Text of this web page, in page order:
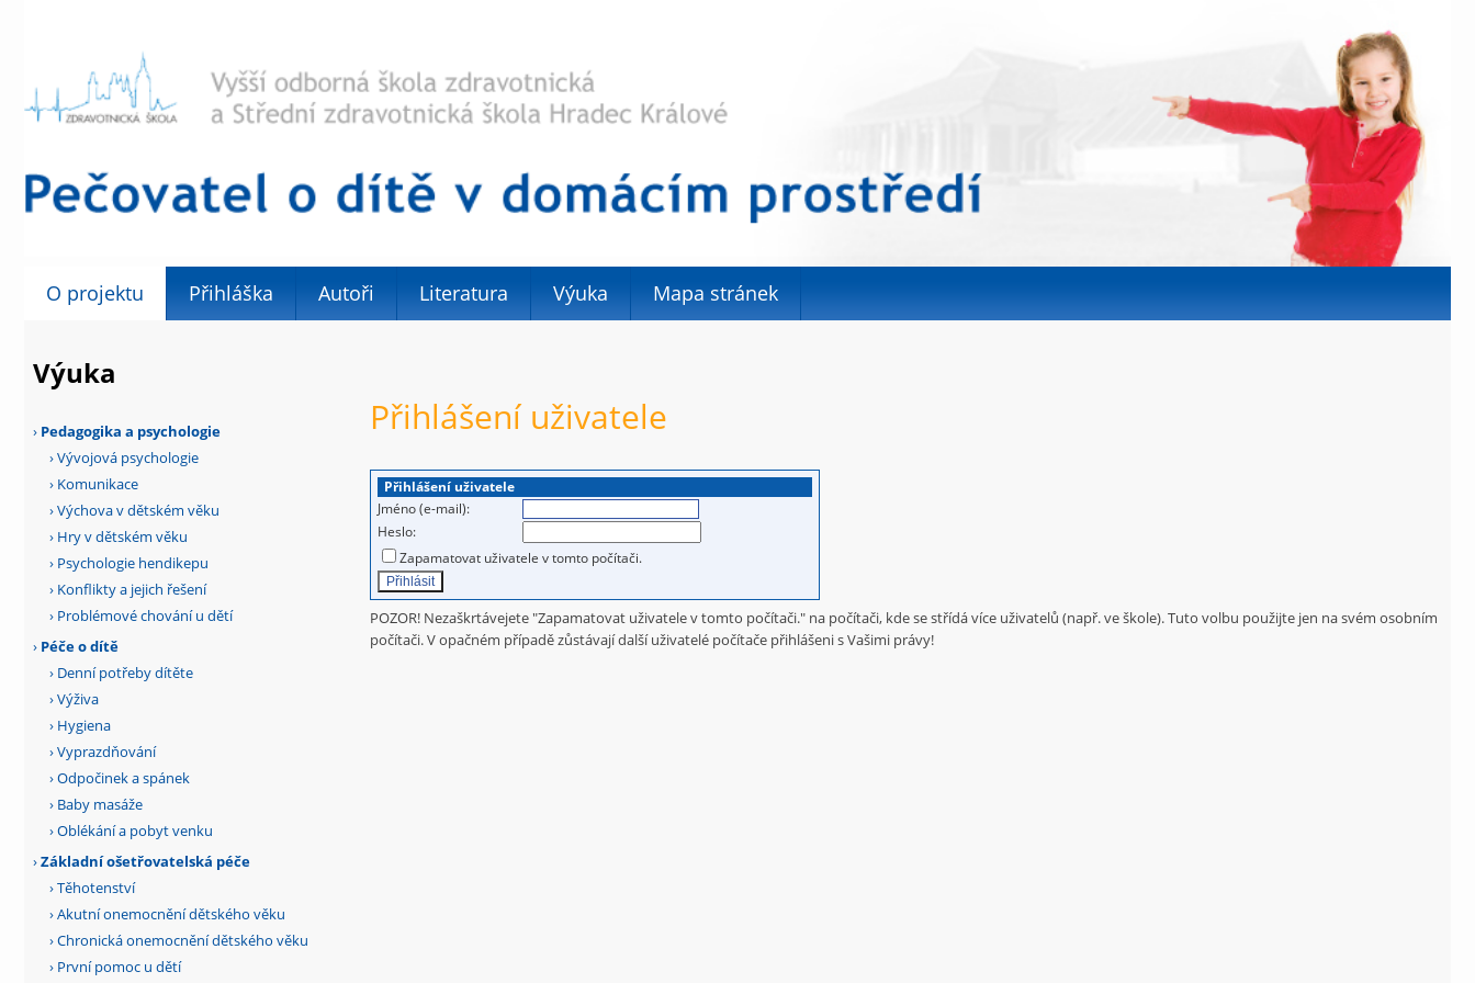
O projektu Přihláška Autoři Literatura Výuka Mapa stránek
Výuka
› Pedagogika a psychologie
›Vývojová psychologie
› Komunikace
›Výchova v dětském věku
› Hry v dětském věku
› Psychologie hendikepu
› Konflikty a jejich řešení
› Problémové chování u dětí
› Péče o dítě
› Denní potřeby dítěte
›Výživa
› Hygiena
›Vyprazdňování
›Odpočinek a spánek
› Baby masáže
›Oblékání a pobyt venku
›Základní ošetřovatelská péče
›Těhotenství
›Akutní onemocnění dětského věku
›Chronická onemocnění dětského věku
› První pomoc u dětí
Přihlášení uživatele
Přihlášení uživatele
Jméno (e-mail):
Heslo:
Zapamatovat uživatele v tomto počítači.
POZOR! Nezaškrtávejete "Zapamatovat uživatele v tomto počítači." na počítači, kde se střídá více uživatelů (např. ve škole). Tuto volbu použijte jen na svém osobním
počítači. V opačném případě zůstávají další uživatelé počítače přihlášeni s Vašimi právy!